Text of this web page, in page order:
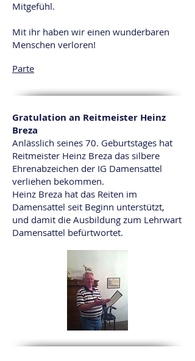
Mitgefühl.
Mit ihr haben wir einen wunderbaren
Menschen verloren!
Parte
Gratulation an Reitmeister Heinz
Breza
Anlässlich seines 70. Geburtstages hat
Reitmeister Heinz Breza das silbere
Ehrenabzeichen der IG Damensattel
verliehen bekommen.
Heinz Breza hat das Reiten im
Damensattel seit Beginn unterstützt,
und damit die Ausbildung zum Lehrwart
Damensattel befürtwortet.